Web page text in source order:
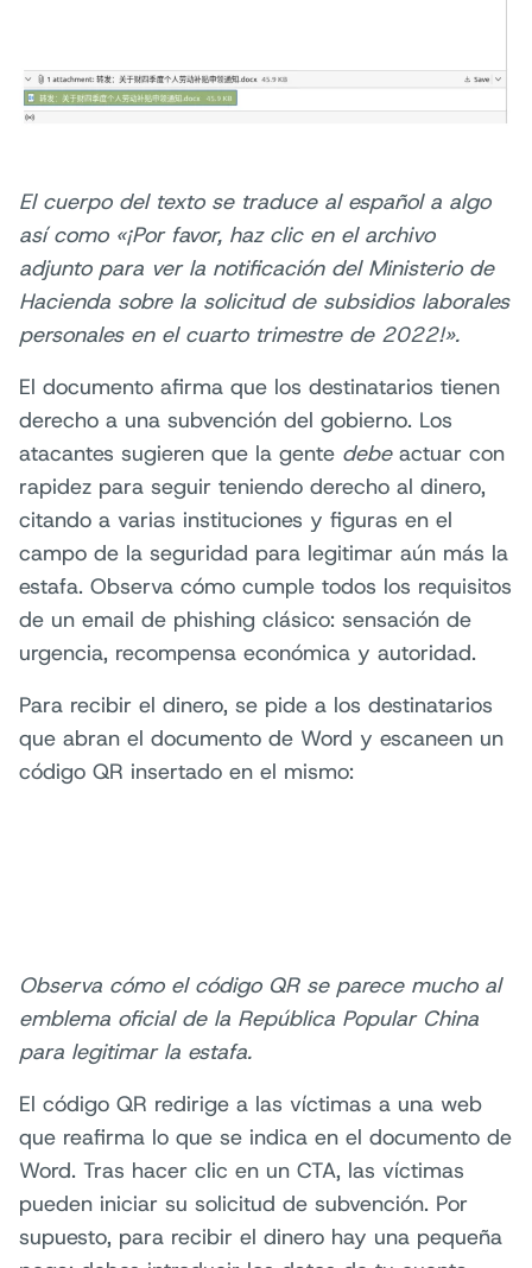
El cuerpo del texto se traduce al español a algo
así como «¡Por favor, haz clic en el archivo
adjunto para ver la notificación del Ministerio de
Hacienda sobre la solicitud de subsidios laborales
personales en el cuarto trimestre de 2022!».
El documento afirma que los destinatarios tienen
derecho a una subvención del gobierno. Los
atacantes sugieren que la gente debeactuar con
rapidez para seguir teniendo derecho al dinero,
citando a varias instituciones y figuras en el
campo de la seguridad para legitimar aún más la
estafa. Observa cómo cumple todos los requisitos
de un email de phishing clásico: sensación de
urgencia, recompensa económica y autoridad.
Para recibir el dinero, se pide a los destinatarios
que abran el documento de Word y escaneen un
código QR insertado en el mismo:
Observa cómo el código QR se parece mucho al
emblema oficial de la República Popular China
para legitimar la estafa.
El código QR redirige a las víctimas a una web
que reafirma lo que se indica en el documento de
Word. Tras hacer clic en un CTA, las víctimas
pueden iniciar su solicitud de subvención. Por
supuesto, para recibir el dinero hay una pequeña